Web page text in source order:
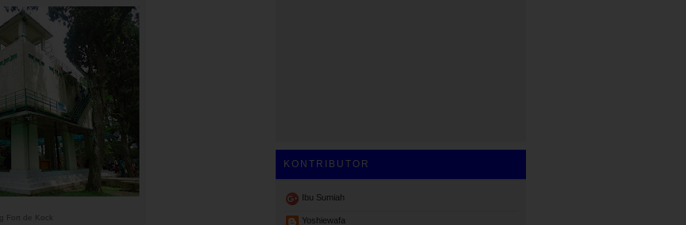
Fort de Kock
KONTRIBUTOR
Ibu Sumiah
Yoshiewafa